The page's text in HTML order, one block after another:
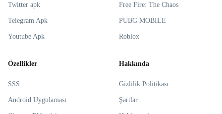
Twitter apk
Telegram Apk
Youtube Apk
Free Fire: The Chaos
PUBG MOBILE
Roblox
Özellikler
SSS
Android Uygulaması
Hakkında
Gizlilik Politikası
Şartlar